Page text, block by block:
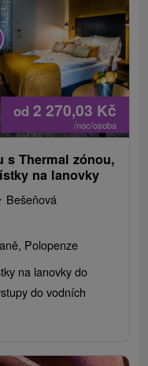
od 2 270,03 Kč
/noc/osoba
s Thermal zónou,
na lanovky
Bešeňová
Polopenze
na lanovky do
do vodních